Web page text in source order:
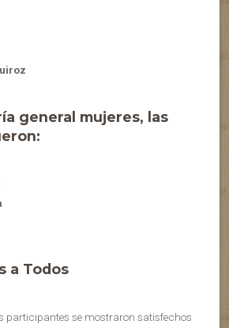
general mujeres, las
a Todos
participantes se mostraron satisfechos